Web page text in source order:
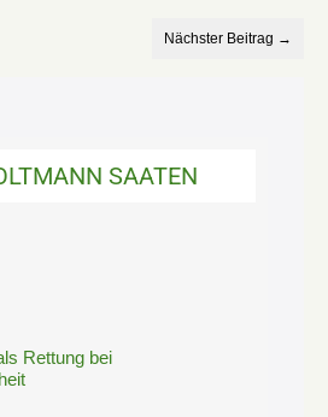
Nächster Beitrag →
SAATEN
Rettung bei